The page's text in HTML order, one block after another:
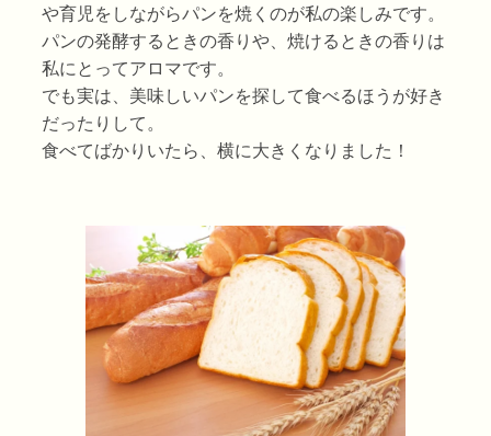
や育児をしながらパンを焼くのが私の楽しみです。
パンの発酵するときの香りや、焼けるときの香りは
私にとってアロマです。
でも実は、美味しいパンを探して食べるほうが好き
だったりして。
食べてばかりいたら、横に大きくなりました！